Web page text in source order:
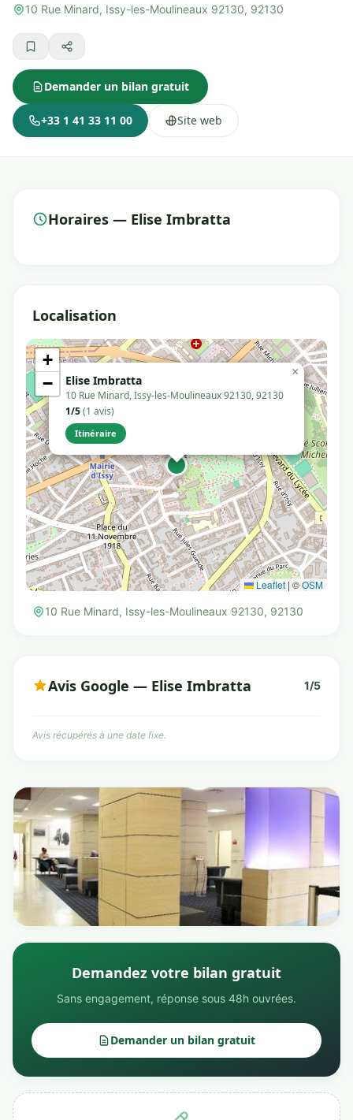
10 Rue Minard, Issy-les-Moulineaux 92130, 92130
Demander un bilan gratuit
+33 1 41 33 11 00 Site web
Horaires — Elise Imbratta
Localisation
Elise Imbratta
10 Rue Minard, Issy-les-Moulineaux 92130, 92130
1/5(1 avis)
Itinéraire
×
+
−
Leaflet | ©OSM
10 Rue Minard, Issy-les-Moulineaux 92130, 92130
Avis Google — Elise Imbratta 1/5
Avis récupérés à une date fixe.
Demandez votre bilan gratuit
Sans engagement, réponse sous 48h ouvrées.
Demander un bilan gratuit